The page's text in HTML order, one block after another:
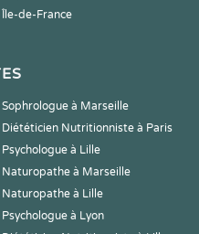
Île-de-France
Sophrologue à Marseille
Diététicien Nutritionniste à Paris
Psychologue à Lille
Naturopathe à Marseille
Naturopathe à Lille
Psychologue à Lyon